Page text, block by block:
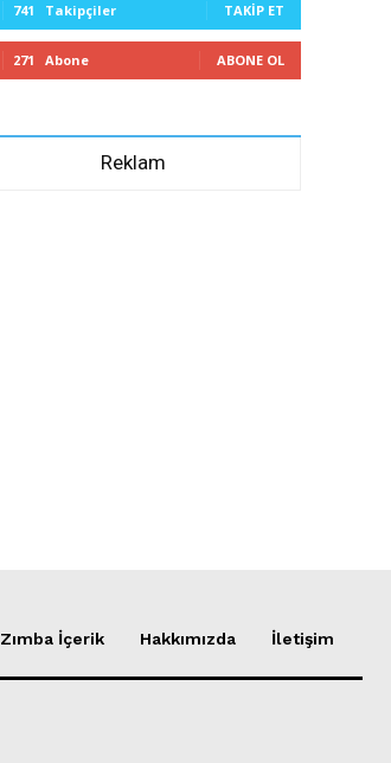
741 Takipçiler TAKIP ET
271 Abone ABONE OL
Reklam
Zımba İçerik Hakkımızda İletişim